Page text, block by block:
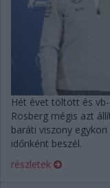
Hét évet töltött és
Rosberg mégis azt
baráti viszony
időnként beszél.
részletek